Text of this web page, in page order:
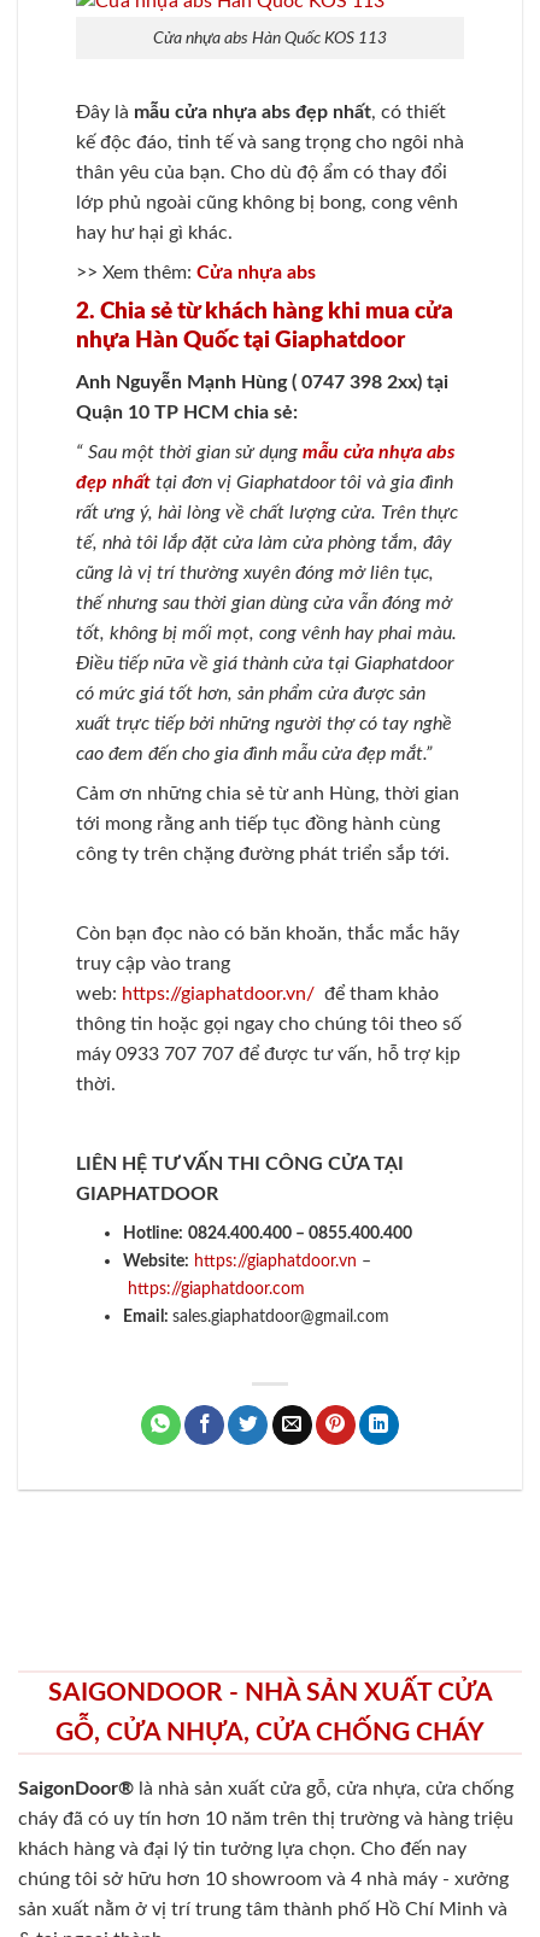
Cửa nhựa abs Hàn Quốc KOS 113
Đây là mẫu cửa nhựa abs đẹp nhất, có thiết
kế độc đáo, tinh tế và sang trọng cho ngôi nhà
thân yêu của bạn. Cho dù độ ẩm có thay đổi
lớp phủ ngoài cũng không bị bong, cong vênh
hay hư hại gì khác.
>> Xem thêm: Cửa nhựa abs
2. Chia sẻ từ khách hàng khi mua cửa
nhựa Hàn Quốc tại Giaphatdoor
Anh Nguyễn Mạnh Hùng ( 0747 398 2xx) tại
Quận 10 TP HCM chia sẻ:
“ Sau một thời gian sử dụng mẫu cửa nhựa abs
đẹp nhất tại đơn vị Giaphatdoor tôi và gia đình
rất ưng ý, hài lòng về chất lượng cửa. Trên thực
tế, nhà tôi lắp đặt cửa làm cửa phòng tắm, đây
cũng là vị trí thường xuyên đóng mở liên tục,
thế nhưng sau thời gian dùng cửa vẫn đóng mở
tốt, không bị mối mọt, cong vênh hay phai màu.
Điều tiếp nữa về giá thành cửa tại Giaphatdoor
có mức giá tốt hơn, sản phẩm cửa được sản
xuất trực tiếp bởi những người thợ có tay nghề
cao đem đến cho gia đình mẫu cửa đẹp mắt.”
Cảm ơn những chia sẻ từ anh Hùng, thời gian
tới mong rằng anh tiếp tục đồng hành cùng
công ty trên chặng đường phát triển sắp tới.
Còn bạn đọc nào có băn khoăn, thắc mắc hãy
truy cập vào trang
web: https://giaphatdoor.vn/ để tham khảo
thông tin hoặc gọi ngay cho chúng tôi theo số
máy 0933 707 707 để được tư vấn, hỗ trợ kịp
thời.
LIÊN HỆ TƯ VẤN THI CÔNG CỬA TẠI
GIAPHATDOOR
Hotline: 0824.400.400 – 0855.400.400
Website: https://giaphatdoor.vn –
https://giaphatdoor.com
Email: sales.giaphatdoor@gmail.com
SAIGONDOOR - NHÀ SẢN XUẤT CỬA
GỖ, CỬA NHỰA, CỬA CHỐNG CHÁY
SaigonDoor® là nhà sản xuất cửa gỗ, cửa nhựa, cửa chống
cháy đã có uy tín hơn 10 năm trên thị trường và hàng triệu
khách hàng và đại lý tin tưởng lựa chọn. Cho đến nay
chúng tôi sở hữu hơn 10 showroom và 4 nhà máy - xưởng
sản xuất nằm ở vị trí trung tâm thành phố Hồ Chí Minh và